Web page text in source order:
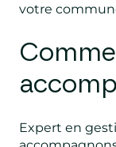
votre
Expert en